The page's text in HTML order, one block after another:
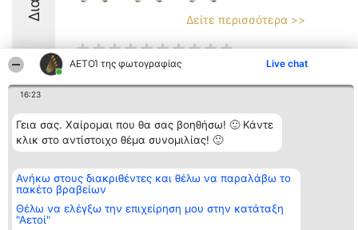
ΑΕΤΟΊ της φωτογραφίας Live chat
16:23
Γεια σας. Χαίρομαι που θα σας βοηθήσω! 🙂 Κάντε
κλικ στο αντίστοιχο θέμα συνομιλίας! 🙂
Ανήκω στους διακριθέντες και θέλω να παραλάβω το
πακέτο βραβείων
Θέλω να ελέγξω την επιχείρηση μου στην κατάταξη
"Αετοί"
Δείτε περισσότερα >>
κατάταξης
BEAUTIFUL COMPANY
Μονοπρόσωπη ΙΚΕ
ΤΗΛ. ΕΠΙΚΟΙΝΩΝΙΑΣ:
email:
aetoi@beautifulcompany.co
Λίστα όλων
των
διακριθέντων
Όροι &
ΠΟΛΙΤΙΚΗ
ΑΠΟΡΡΗΤΟΥ
Επικοινωνία